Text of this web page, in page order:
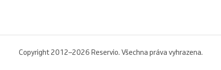
Copyright 2012–2026 Reservio. Všechna práva vyhrazena.